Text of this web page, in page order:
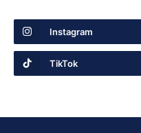
Instagram
TikTok